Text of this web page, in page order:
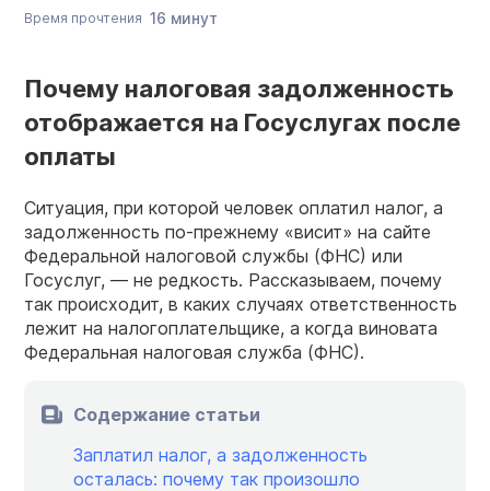
Время прочтения 16 минут
Почему налоговая задолженность
отображается на Госуслугах после
оплаты
Ситуация, при которой человек оплатил налог, а
задолженность по-прежнему «висит» на сайте
Федеральной налоговой службы (ФНС) или
Госуслуг, — не редкость. Рассказываем, почему
так происходит, в каких случаях ответственность
лежит на налогоплательщике, а когда виновата
Федеральная налоговая служба (ФНС).
Содержание статьи
Заплатил налог, а задолженность
осталась: почему так произошло